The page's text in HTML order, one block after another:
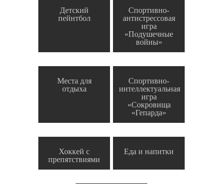
Детский
пейнтбол
Спортивно-
антистрессовая
игра
«Подушечные
войны»
Места для
отдыха
Спортивно-
интеллектуальная
игра
«Сокровища
«Гепарда»
Хоккей с
препятствиями
Еда и напитки